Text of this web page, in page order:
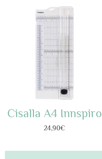
Cisalla A4 Innspiro
24,90€